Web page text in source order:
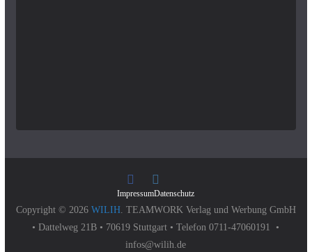
ImpressumDatenschutz
Copyright © 2026 WILIH. TEAMWORK Verlag und Werbung GmbH
• Dattelweg 21B • 70619 Stuttgart • Telefon 0711-47060191 •
infos@wilih.de